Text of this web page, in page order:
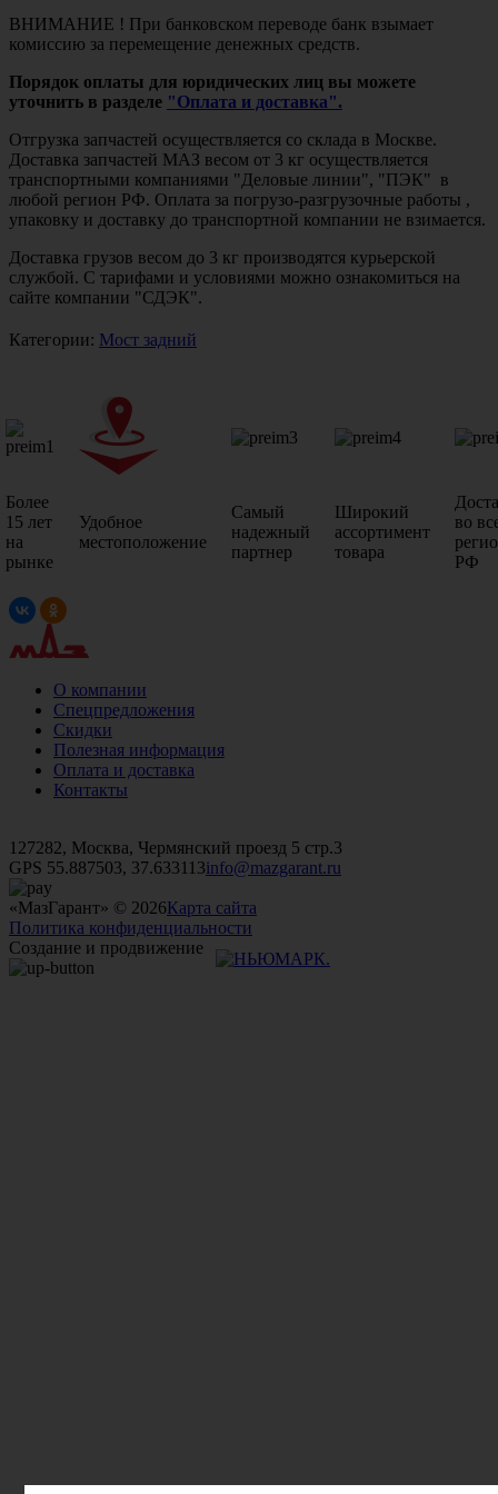
ВНИМАНИЕ ! При банковском переводе банк взымает
комиссию за перемещение денежных средств.
Порядок оплаты для юридических лиц вы можете
уточнить в разделе "Оплата и доставка".
Отгрузка запчастей осуществляется со склада в Москве.
Доставка запчастей МАЗ весом от 3 кг осуществляется
транспортными компаниями "Деловые линии", "ПЭК" в
любой регион РФ. Оплата за погрузо-разгрузочные работы ,
упаковку и доставку до транспортной компании не взимается.
Доставка грузов весом до 3 кг производятся курьерской
службой. С тарифами и условиями можно ознакомиться на
сайте компании "СДЭК".
Категории: Мост задний
Более
15 лет
на
рынке
Удобное
местоположение
Самый
надежный
партнер
Широкий
ассортимент
товара
во
РФ
О компании
Спецпредложения
Скидки
Полезная информация
Оплата и доставка
Контакты
127282, Москва, Чермянский проезд 5 стр.3
GPS 55.887503, 37.633113info@mazgarant.ru
«МазГарант» © 2026Карта сайта
Политика конфиденциальности
Создание и продвижение